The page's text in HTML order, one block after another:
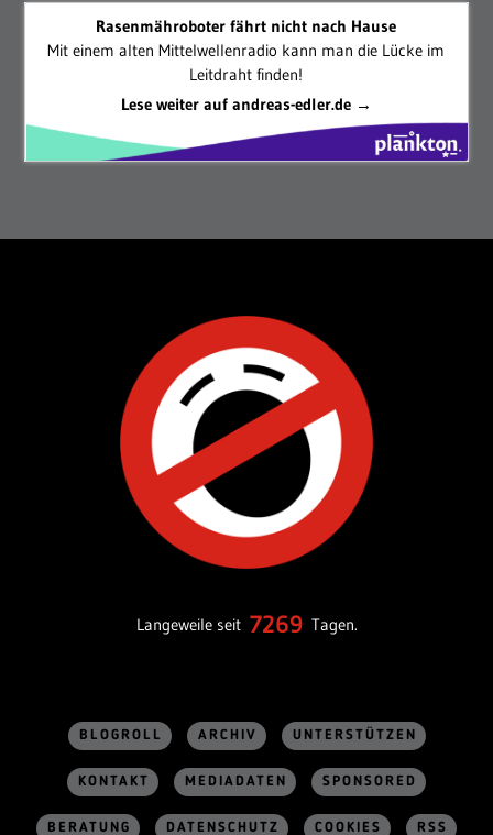
Rasenmähroboter fährt nicht nach Hause
Mit einem alten Mittelwellenradio kann man die Lücke im
Leitdraht finden!
Lese weiter auf andreas-edler.de →
Langeweile seit 7269 Tagen.
BLOGROLL ARCHIV UNTERSTÜTZEN
KONTAKT MEDIADATEN SPONSORED
BERATUNG DATENSCHUTZ COOKIES RSS